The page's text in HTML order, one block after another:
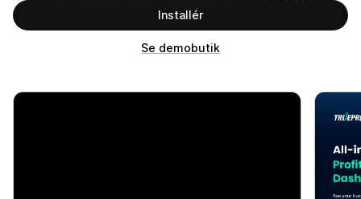
Installér
Se demobutik